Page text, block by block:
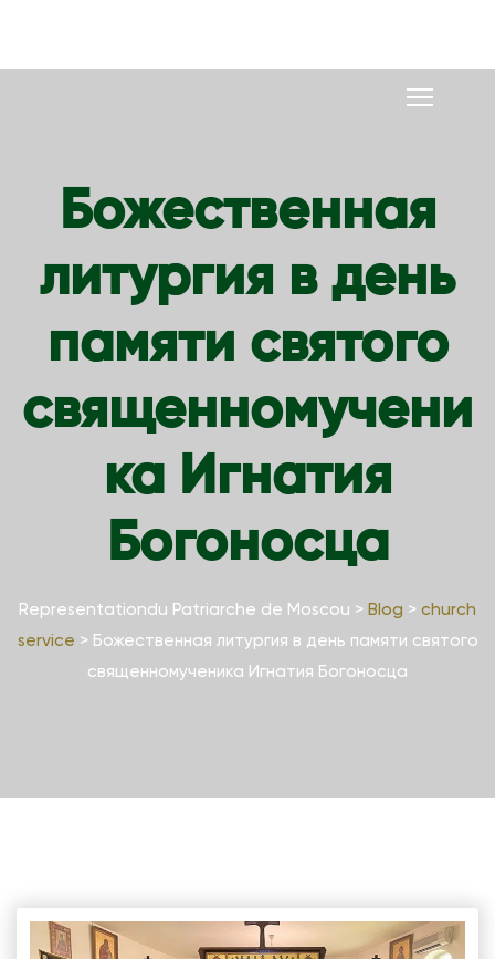
Божественная
литургия в день
памяти святого
священномучени
ка Игнатия
Богоносца
Representationdu Patriarche de Moscou > Blog > church
service > Божественная литургия в день памяти святого
священномученика Игнатия Богоносца